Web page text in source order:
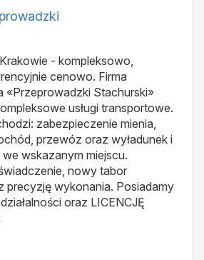
- kompleksowo,
cenowo. Firma
«Przeprowadzki Stachurski»
usługi transportowe.
zabezpieczenie mienia,
przewóz oraz wyładunek i
wskazanym miejscu.
nowy tabor
precyzję wykonania. Posiadamy
oraz LICENCJĘ